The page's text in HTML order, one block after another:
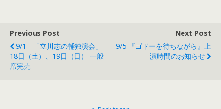
Previous Post
9/1 「立川志の輔独演会」
18日（土）、19日（日） 一般
席完売
Next Post
9/5 『ゴドーを待ちながら』上
演時間のお知らせ